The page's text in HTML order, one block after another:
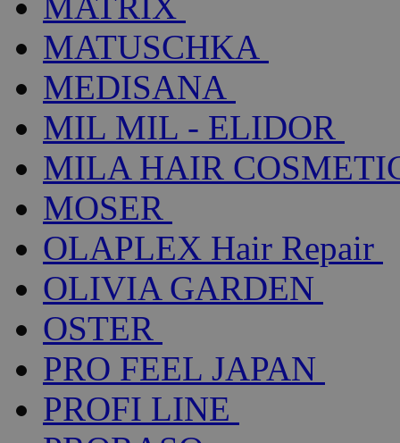
MATUSCHKA
MEDISANA
MIL MIL - ELIDOR
MILA HAIR
MOSER
OLAPLEX Hair Repair
OLIVIA GARDEN
OSTER
PRO FEEL JAPAN
PROFI LINE